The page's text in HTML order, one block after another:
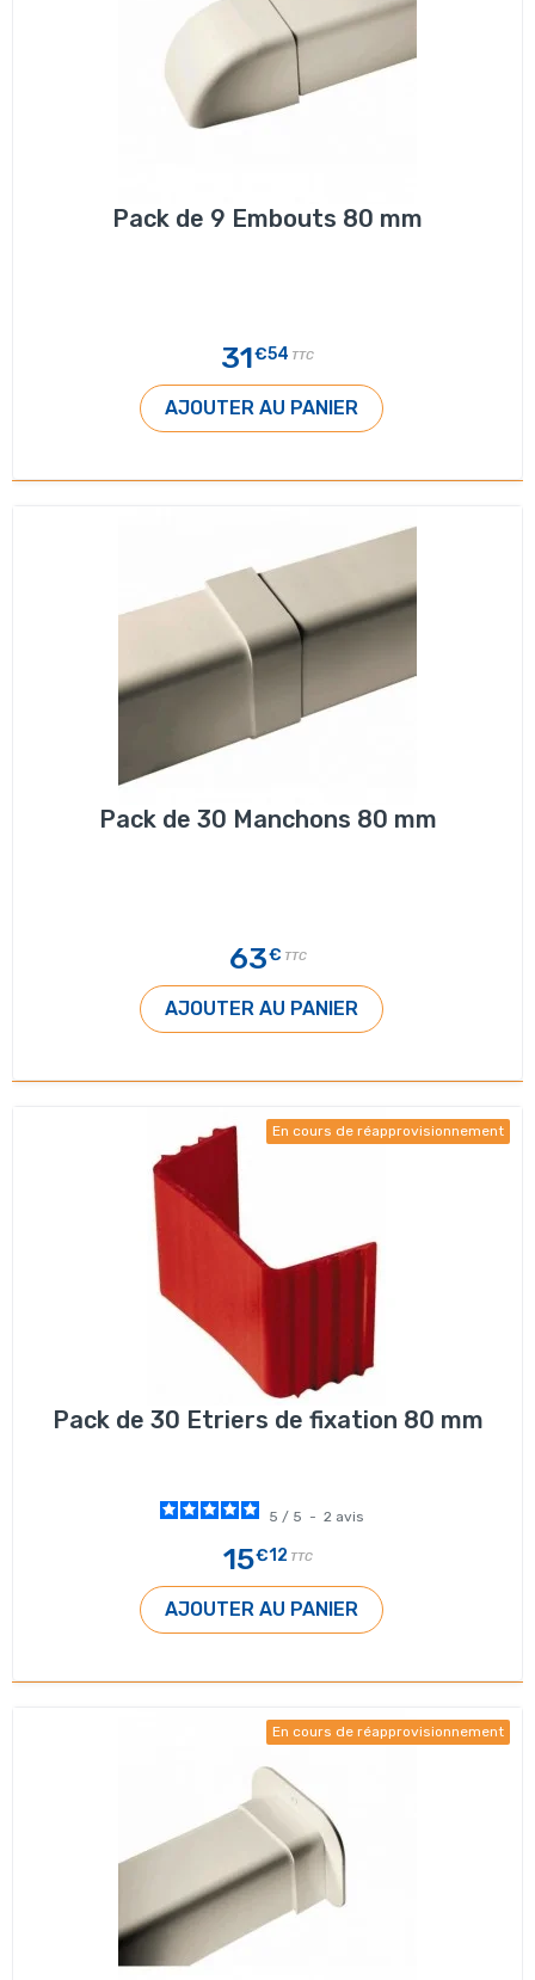
Pack de 9 Embouts 80 mm
31€54 TTC
AJOUTER AU PANIER
Pack de 30 Manchons 80 mm
63€ TTC
AJOUTER AU PANIER
En cours de réapprovisionnement
Pack de 30 Etriers de fixation 80 mm
5 / 5 - 2 avis
15€12 TTC
AJOUTER AU PANIER
En cours de réapprovisionnement